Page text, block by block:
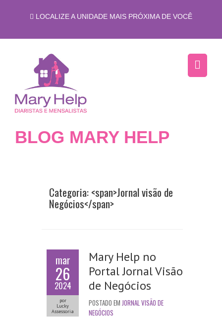
LOCALIZE A UNIDADE MAIS PRÓXIMA DE VOCÊ
BLOG MARY HELP
Categoria: <span>Jornal visão de
Negócios</span>
mar
26
2024
por
Lucky
Assessoria
Mary Help no
Portal Jornal Visão
de Negócios
POSTADO EM JORNAL VISÃO DE
NEGÓCIOS